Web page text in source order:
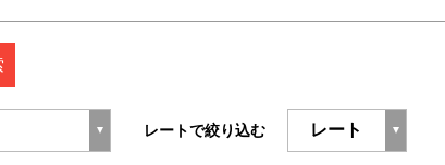
レートで絞り込む